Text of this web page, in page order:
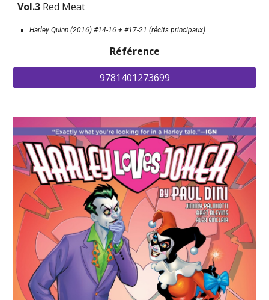
Vol.3 Red Meat
Harley Quinn (2016) #14-16 + #17-21 (récits principaux)
Référence
9781401273699